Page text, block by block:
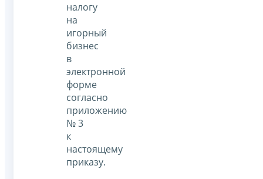
налогу
на
игорный
бизнес
в
электронной
форме
согласно
приложению
№ 3
к
настоящему
приказу.